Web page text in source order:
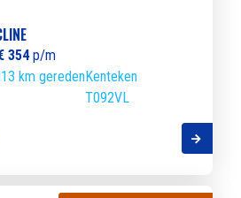
354p/m
km geredenKenteken
T092VL